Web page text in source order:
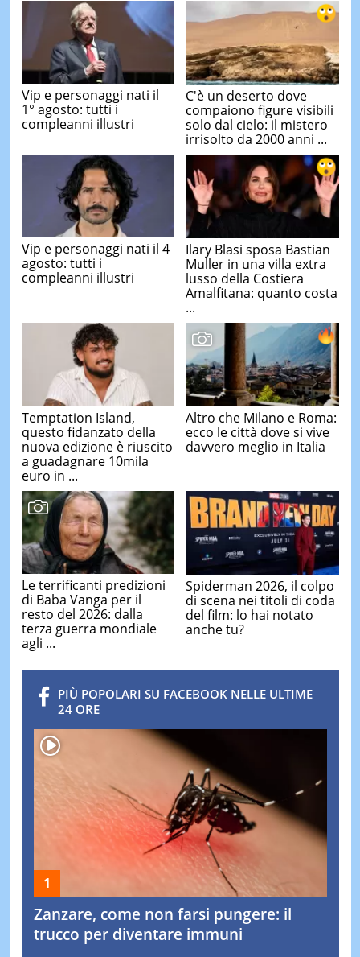
Vip e personaggi nati il
1° agosto: tutti i
compleanni illustri
C'è un deserto dove
compaiono figure visibili
solo dal cielo: il mistero
irrisolto da 2000 anni ...
Vip e personaggi nati il 4
agosto: tutti i
compleanni illustri
Ilary Blasi sposa Bastian
Muller in una villa extra
lusso della Costiera
Amalfitana: quanto costa
...
Temptation Island,
questo fidanzato della
nuova edizione è riuscito
a guadagnare 10mila
euro in ...
Altro che Milano e Roma:
ecco le città dove si vive
davvero meglio in Italia
Le terrificanti predizioni
di Baba Vanga per il
resto del 2026: dalla
terza guerra mondiale
agli ...
Spiderman 2026, il colpo
di scena nei titoli di coda
del film: lo hai notato
anche tu?
PIÙ POPOLARI SU FACEBOOK NELLE ULTIME
24 ORE
Zanzare, come non farsi pungere: il
trucco per diventare immuni